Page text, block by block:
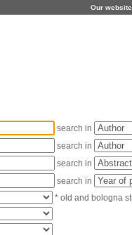
Our
search in
search in
search in
search in
* old and bologna